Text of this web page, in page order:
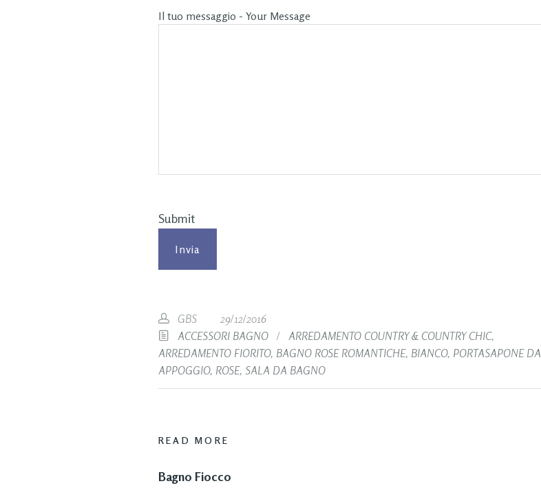
Il tuo messaggio - Your Message
Submit
GBS
29/12/2016
ACCESSORI BAGNO/ ARREDAMENTO COUNTRY & COUNTRY CHIC,
ARREDAMENTO FIORITO, BAGNO ROSE ROMANTICHE, BIANCO, PORTASAPONE DA
APPOGGIO, ROSE, SALA DA BAGNO
READ MORE
Bagno Fiocco